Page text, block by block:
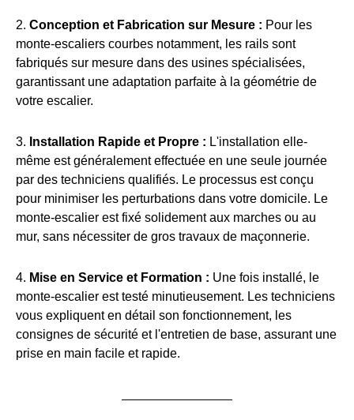
2. Conception et Fabrication sur Mesure : Pour les
monte-escaliers courbes notamment, les rails sont
fabriqués sur mesure dans des usines spécialisées,
garantissant une adaptation parfaite à la géométrie de
votre escalier.
3. Installation Rapide et Propre : L'installation elle-
même est généralement effectuée en une seule journée
par des techniciens qualifiés. Le processus est conçu
pour minimiser les perturbations dans votre domicile. Le
monte-escalier est fixé solidement aux marches ou au
mur, sans nécessiter de gros travaux de maçonnerie.
4. Mise en Service et Formation : Une fois installé, le
monte-escalier est testé minutieusement. Les techniciens
vous expliquent en détail son fonctionnement, les
consignes de sécurité et l'entretien de base, assurant une
prise en main facile et rapide.